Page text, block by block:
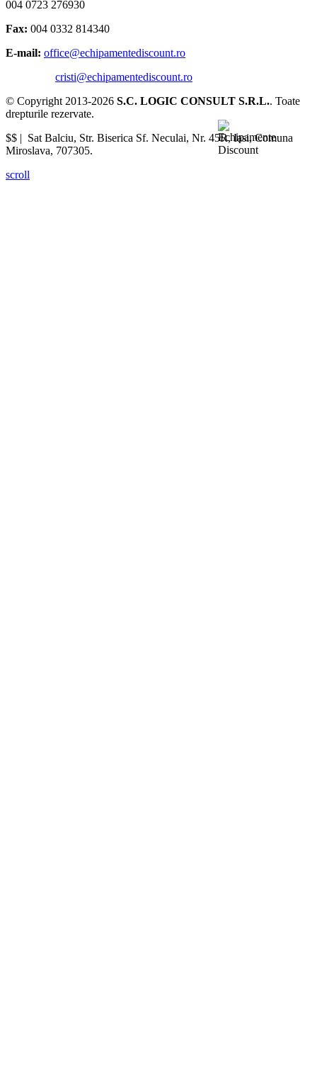
004 0723 276930
Fax: 004 0332 814340
E-mail: office@echipamentediscount.ro
cristi@echipamentediscount.ro
© Copyright 2013-2026 S.C. LOGIC CONSULT S.R.L.. Toate
drepturile rezervate.
$$ | Sat Balciu, Str. Biserica Sf. Neculai, Nr. 45R,Iasi,Comuna
Miroslava, 707305.
scroll